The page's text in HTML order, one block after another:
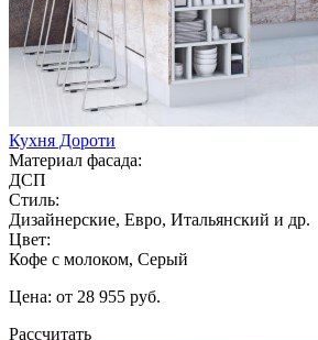
Кухня Дороти
Материал фасада:
ДСП
Стиль:
Дизайнерские, Евро, Итальянский и др.
Цвет:
Кофе с молоком, Серый
Цена: от 28 955 руб.
Рассчитать